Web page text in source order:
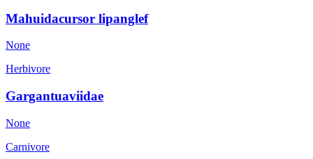
Mahuidacursor lipanglef
None
Herbivore
Gargantuaviidae
None
Carnivore